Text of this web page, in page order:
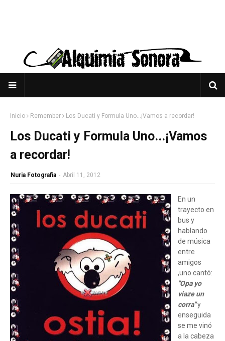
Inicio Remember Los Ducati y Formula Uno...¡Vamos a recordar!
Los Ducati y Formula Uno...¡Vamos
a recordar!
Nuria Fotografia - Abril 11, 2012
En un
trayecto en
bus y
hablando
de música
entre
amigos
,uno cantó:
"Opa yo
viaze un
corra"y
enseguida
se me vinó
a la cabeza